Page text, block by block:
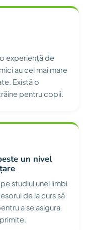
experiență de
au cel mai mare
Există o
pentru copii.
un nivel
studiul unei limbi
de la curs să
a se asigura